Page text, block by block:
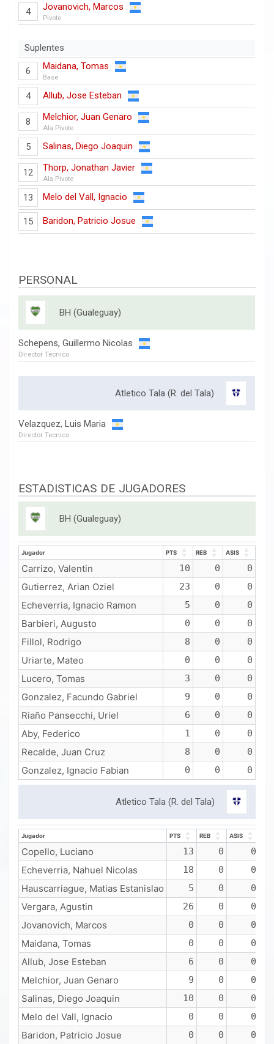
4 Jovanovich, Marcos
Pivote
Suplentes
6 Maidana, Tomas
Base
4 Allub, Jose Esteban
8 Melchior, Juan Genaro
Ala Pivote
5 Salinas, Diego Joaquin
12 Thorp, Jonathan Javier
Ala Pivote
13 Melo del Vall, Ignacio
15 Baridon, Patricio Josue
PERSONAL
BH (Gualeguay)
Schepens, Guillermo Nicolas
Director Tecnico
Atletico Tala (R. del Tala)
Velazquez, Luis Maria
Director Tecnico
ESTADISTICAS DE JUGADORES
BH (Gualeguay)
Jugador PTS REB
ASIS
Jugador
Carrizo, Valentin 10 0 0
Gutierrez, Arian Oziel 23 0 0
Echeverria, Ignacio Ramon 5 0 0
Barbieri, Augusto 0 0 0
Fillol, Rodrigo 8 0 0
Uriarte, Mateo 0 0 0
Lucero, Tomas 3 0 0
Gonzalez, Facundo Gabriel 9 0 0
Riaño Pansecchi, Uriel 6 0 0
Aby, Federico 1 0 0
Recalde, Juan Cruz 8 0 0
Gonzalez, Ignacio Fabian 0 0 0
Atletico Tala (R. del Tala)
Jugador PTS REB
ASIS
Jugador
Copello, Luciano 13 0 0
Echeverria, Nahuel Nicolas 18 0 0
Hauscarriague, Matias Estanislao 5 0 0
Vergara, Agustin 26 0 0
Jovanovich, Marcos 0 0 0
Maidana, Tomas 0 0 0
Allub, Jose Esteban 6 0 0
Melchior, Juan Genaro 9 0 0
Salinas, Diego Joaquin 10 0 0
Melo del Vall, Ignacio 0 0 0
Baridon, Patricio Josue 0 0 0